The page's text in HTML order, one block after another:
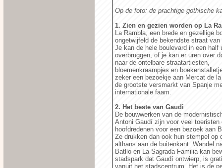
Op de foto: de prachtige gothische
1. Zien en gezien worden op La
La Rambla, een brede en gezellige
ongetwijfeld de bekendste straat van
Je kan de hele boulevard in een half
overbruggen, of je kan er uren over
naar de ontelbare straatartiesten,
bloemenkraampjes en
zeker een bezoekje aan Mercat de
de grootste versmarkt van Spanje
internationale faam.
2. Het beste van Gaudi
De bouwwerken van de
Antoni Gaudí zijn voor veel toeristen
hoofdredenen voor een bezoek aan
Ze drukken dan ook hun stempel op
althans aan de buitenkant. Wandel
Batllo en La Sagrada Familia kan
stadspark dat Gaudí ontwierp, is
vanuit het stadscentrum. Het is de